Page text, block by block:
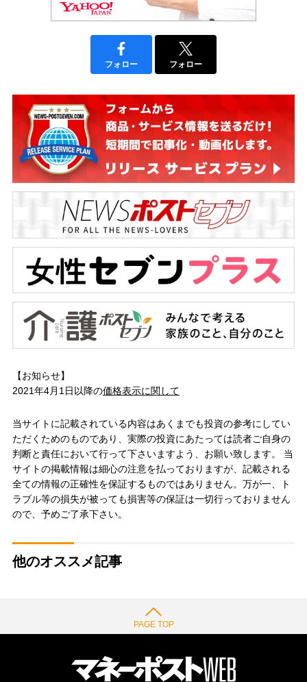
フォロー フォロー
【お知らせ】
2021年4月1日以降の価格表示に関して
当サイトに記載されている内容はあくまでも投資の参考にしてい
ただくためのものであり、実際の投資にあたっては読者ご自身の
判断と責任において行って下さいますよう、お願い致します。 当
サイトの掲載情報は細心の注意を払っておりますが、記載される
全ての情報の正確性を保証するものではありません。万が一、ト
ラブル等の損失が被っても損害等の保証は一切行っておりません
ので、予めご了承下さい。
他のオススメ記事
PAGE TOP